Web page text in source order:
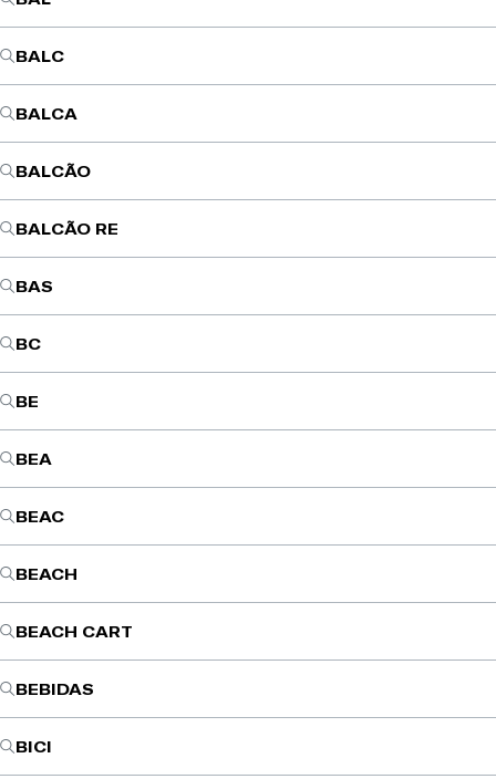
BALC
BALCA
BALCÃO
BALCÃO RE
BAS
BC
BE
BEA
BEAC
BEACH
BEACH CART
BEBIDAS
BICI